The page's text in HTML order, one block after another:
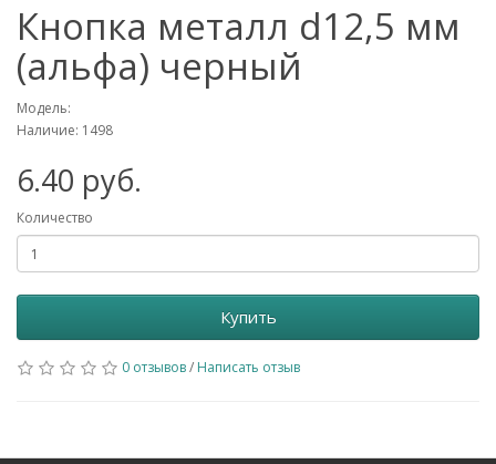
Кнопка металл d12,5 мм
(альфа) черный
Модель:
Наличие: 1498
6.40 руб.
Количество
Купить
0 отзывов/ Написать отзыв